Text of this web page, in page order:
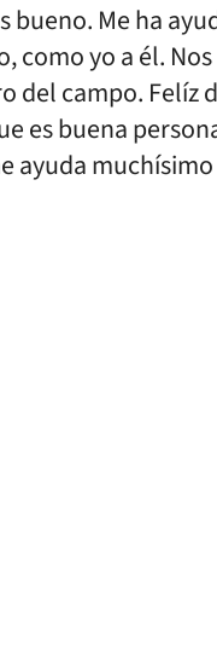
bueno. Me ha
como yo a él.
del campo. Felíz
es buena
ayuda